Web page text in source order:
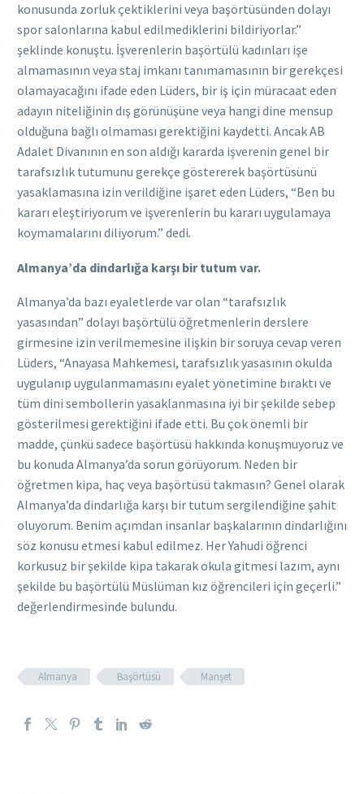
konusunda zorluk çektiklerini veya başörtüsünden dolayı
spor salonlarına kabul edilmediklerini bildiriyorlar.”
şeklinde konuştu. İşverenlerin başörtülü kadınları işe
almamasının veya staj imkanı tanımamasının bir gerekçesi
olamayacağını ifade eden Lüders, bir iş için müracaat eden
adayın niteliğinin dış görünüşüne veya hangi dine mensup
olduğuna bağlı olmaması gerektiğini kaydetti. Ancak AB
Adalet Divanının en son aldığı kararda işverenin genel bir
tarafsızlık tutumunu gerekçe göstererek başörtüsünü
yasaklamasına izin verildiğine işaret eden Lüders, “Ben bu
kararı eleştiriyorum ve işverenlerin bu kararı uygulamaya
koymamalarını diliyorum.” dedi.
Almanya’da dindarlığa karşı bir tutum var.
Almanya’da bazı eyaletlerde var olan “tarafsızlık
yasasından” dolayı başörtülü öğretmenlerin derslere
girmesine izin verilmemesine ilişkin bir soruya cevap veren
Lüders, “Anayasa Mahkemesi, tarafsızlık yasasının okulda
uygulanıp uygulanmamasını eyalet yönetimine bıraktı ve
tüm dini sembollerin yasaklanmasına iyi bir şekilde sebep
gösterilmesi gerektiğini ifade etti. Bu çok önemli bir
madde, çünkü sadece başörtüsü hakkında konuşmuyoruz ve
bu konuda Almanya’da sorun görüyorum. Neden bir
öğretmen kipa, haç veya başörtüsü takmasın? Genel olarak
Almanya’da dindarlığa karşı bir tutum sergilendiğine şahit
oluyorum. Benim açımdan insanlar başkalarının dindarlığını
söz konusu etmesi kabul edilmez. Her Yahudi öğrenci
korkusuz bir şekilde kipa takarak okula gitmesi lazım, aynı
şekilde bu başörtülü Müslüman kız öğrencileri için geçerli.”
değerlendirmesinde bulundu.
Almanya Başörtüsü Manşet